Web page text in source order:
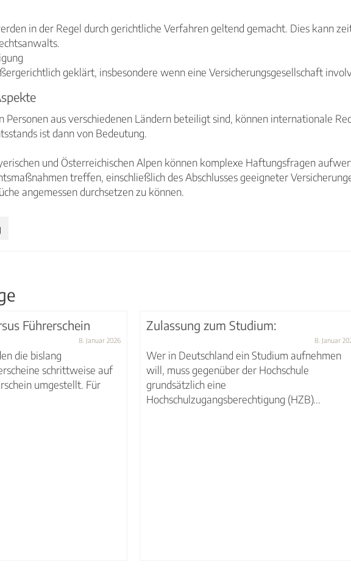
in der Regel durch gerichtliche Verfahren geltend gemacht. Dies kann
geklärt, insbesondere wenn eine Versicherungsgesellschaft
Personen aus verschiedenen Ländern beteiligt sind, können internationale
ist dann von Bedeutung.
und Österreichischen Alpen können komplexe Haftungsfragen
treffen, einschließlich des Abschlusses geeigneter
angemessen durchsetzen zu können.
Führerschein
8. Januar 2026
die bislang
schrittweise auf
umgestellt. Für
Zulassung zum Studium:
8. Januar
Wer in Deutschland ein Studium aufnehmen
will, muss gegenüber der Hochschule
grundsätzlich eine
Hochschulzugangsberechtigung (HZB)...